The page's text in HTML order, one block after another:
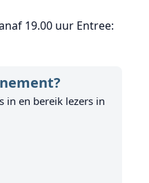
19.00 uur Entree:
in en bereik lezers in